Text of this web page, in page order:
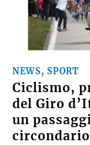
NEWS, SPORT
Ciclismo,
del Giro
un
circondario